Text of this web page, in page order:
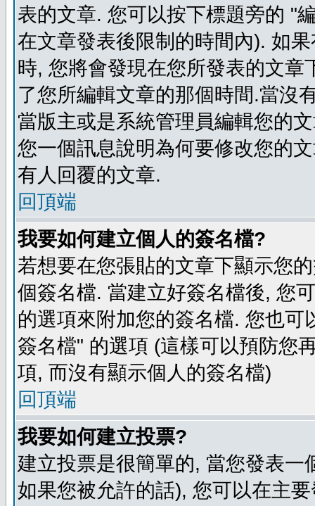
表的文章. 您可以按下標題旁的 "
在文章發表後限制的時間內). 如
時, 您將會發現在您所發表的文
了您所編輯文章的那個時間.當沒
當版主或是系統管理員編輯您的
您一個訊息說明為何要修改您的
有人回覆的文章.
回頂端
我要如何建立個人的簽名檔?
若想要在您張貼的文章下顯示您
個簽名檔. 當建立好簽名檔後, 您
的選項來附加您的簽名檔. 您也
簽名檔" 的選項 (這樣可以預防您
項, 而沒有顯示個人的簽名檔)
回頂端
我要如何建立投票?
建立投票是很簡單的, 當您發表
如果您被允許的話), 您可以在主